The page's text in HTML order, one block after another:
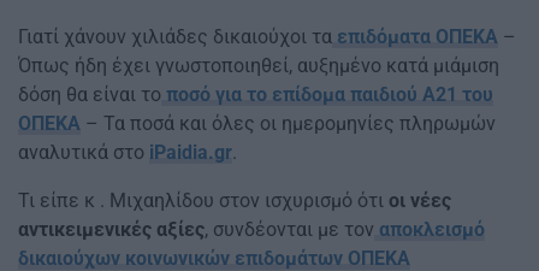
Γιατί χάνουν χιλιάδες δικαιούχοι τα επιδόματα ΟΠΕΚΑ –
Όπως ήδη έχει γνωστοποιηθεί, αυξημένο κατά μιάμιση
δόση θα είναι το ποσό για το επίδομα παιδιού Α21 του
ΟΠΕΚΑ – Τα ποσά και όλες οι ημερομηνίες πληρωμών
αναλυτικά στο iPaidia.gr.
Τι είπε κ . Μιχαηλίδου στον ισχυρισμό ότι οι νέες
αντικειμενικές αξίες, συνδέονται με τον αποκλεισμό
δικαιούχων κοινωνικών επιδομάτων ΟΠΕΚΑ